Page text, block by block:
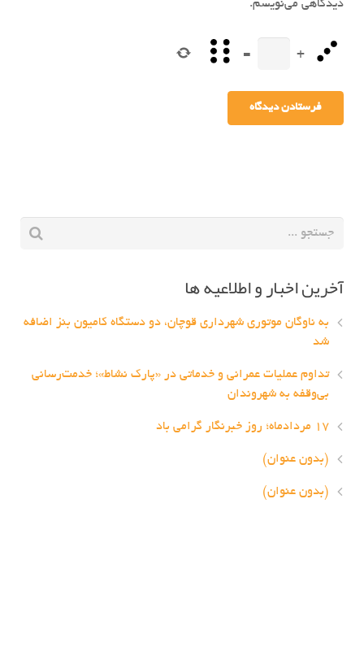
دیدگاهی می‌نویسم.
+
=
آخرین اخبار و اطلاعیه ها
به ناوگان موتوری شهرداری قوچان، دو دستگاه کامیون بنز اضافه
شد
تداوم عملیات عمرانی و خدماتی در «پارک نشاط»؛ خدمت‌رسانی
بی‌وقفه به شهروندان
۱۷ مردادماه؛ روز خبرنگار گرامی باد
(بدون عنوان)
(بدون عنوان)